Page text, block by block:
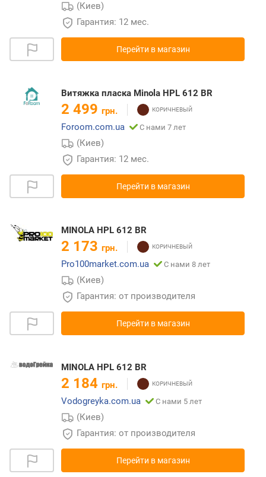
(Киев)
Гарантия: 12 мес.
Перейти в магазин
Витяжка пласка Minola HPL 612 BR
2 499 грн.
Foroom.com.ua
С нами 7 лет
(Киев)
Гарантия: 12 мес.
Перейти в магазин
MINOLA HPL 612 BR
2 173 грн.
Pro100market.com.ua
С нами 8 лет
(Киев)
Гарантия: от производителя
Перейти в магазин
MINOLA HPL 612 BR
2 184 грн.
Vodogreyka.com.ua
С нами 5 лет
(Киев)
Гарантия: от производителя
Перейти в магазин